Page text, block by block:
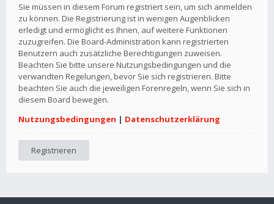
Sie müssen in diesem Forum registriert sein, um sich anmelden
zu können. Die Registrierung ist in wenigen Augenblicken
erledigt und ermöglicht es Ihnen, auf weitere Funktionen
zuzugreifen. Die Board-Administration kann registrierten
Benutzern auch zusätzliche Berechtigungen zuweisen.
Beachten Sie bitte unsere Nutzungsbedingungen und die
verwandten Regelungen, bevor Sie sich registrieren. Bitte
beachten Sie auch die jeweiligen Forenregeln, wenn Sie sich in
diesem Board bewegen.
Nutzungsbedingungen | Datenschutzerklärung
Registrieren